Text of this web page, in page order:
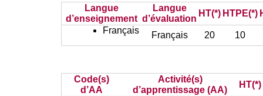
Langue
d’enseignement
Langue
d’évaluation
HT(*) HTPE(*)
Français
Français 20 10
Code(s)
d’AA
Activité(s)
d’apprentissage (AA)
HT(*)